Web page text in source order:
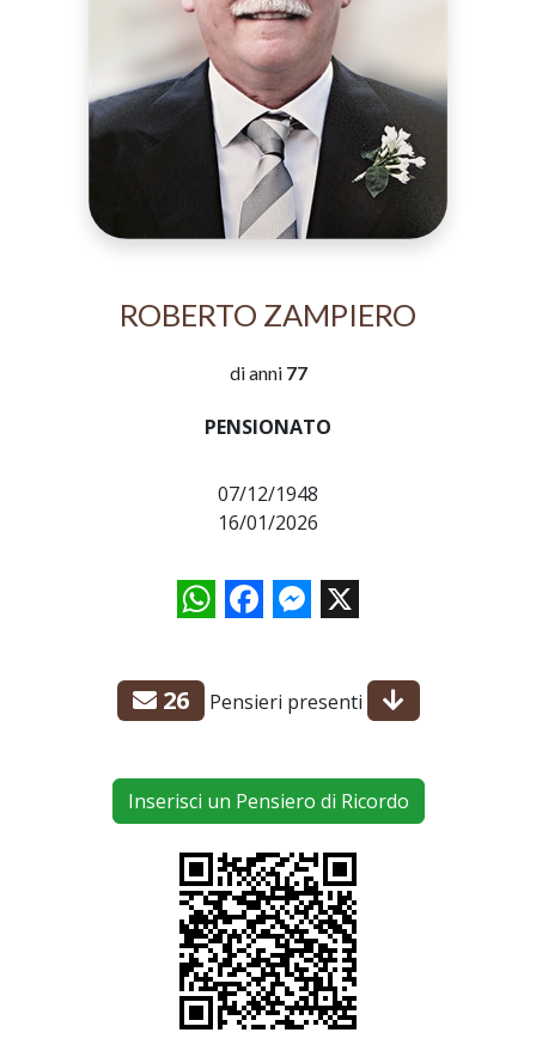
ROBERTO ZAMPIERO
di anni 77
PENSIONATO
07/12/1948
16/01/2026
WhatsAppFacebookMessenger
X
26 Pensieri presenti
Inserisci un Pensiero di Ricordo